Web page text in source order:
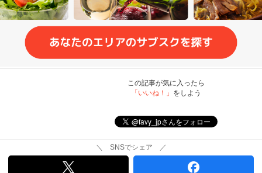
この記事が気に入ったら
「いいね！」 をしよう
＼ SNSでシェア ／